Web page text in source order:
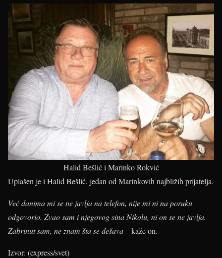
Halid Bešlić i Marinko Rokvić
Uplašen je i Halid Bešlić, jedan od Marinkovih najbližih prijatelja.
Već danima mi se ne javlja na telefon, nije mi ni na poruku
odgovorio. Zvao sam i njegovog sina Nikolu, ni on se ne javlja.
Zabrinut sam, ne znam šta se dešava– kaže on.
Izvor: (express/svet)